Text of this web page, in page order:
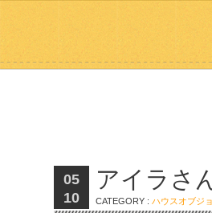
05
10
アイラさ
CATEGORY :ハウスオブジ